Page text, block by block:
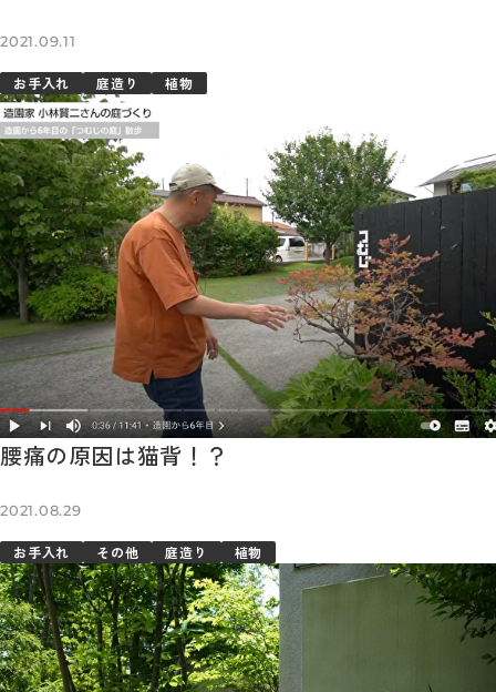
2021.09.11
お手入れ 庭造り 植物
腰痛の原因は猫背！？
2021.08.29
お手入れ その他 庭造り 植物